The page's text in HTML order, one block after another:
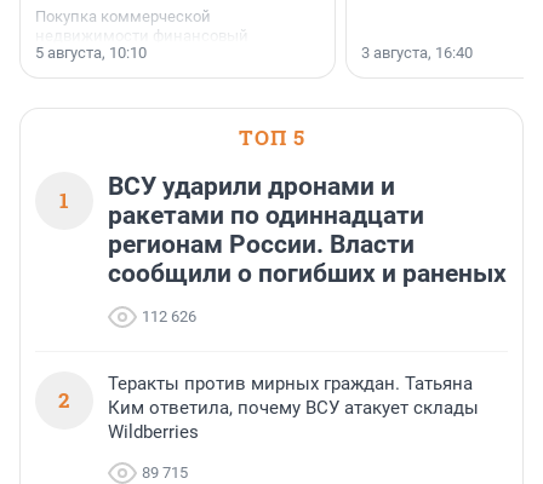
Покупка коммерческой
недвижимости финансовый
инструмент, доступный для многих
предпринимателей. Будь то новый
или готовый арендный бизнес —
успех сделки зависит от правильного
5 августа, 10:10 3 августа, 16:40
ТОП 5
1
ВСУ ударили дронами и
ракетами по одиннадцати
регионам России. Власти
сообщили о погибших и раненых
112 626
2
Теракты против мирных граждан. Татьяна
Ким ответила, почему ВСУ атакует склады
Wildberries
89 715